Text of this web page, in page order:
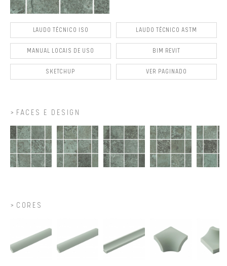
LAUDO TÉCNICO ISO LAUDO TÉCNICO ASTM
MANUAL LOCAIS DE USO BIM REVIT
SKETCHUP VER PAGINADO
FACES E DESIGN
CORES